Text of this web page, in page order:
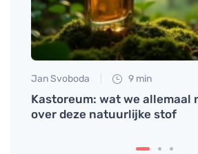
Jan Svoboda 9 min
Kastoreum: wat we allemaal
over deze natuurlijke stof